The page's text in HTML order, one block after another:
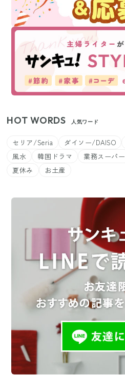
HOT WORDS 人気ワード
セリア/Seria ダイソー/DAISO
風水
韓国ドラマ 業務スーパー
夏休み
お土産